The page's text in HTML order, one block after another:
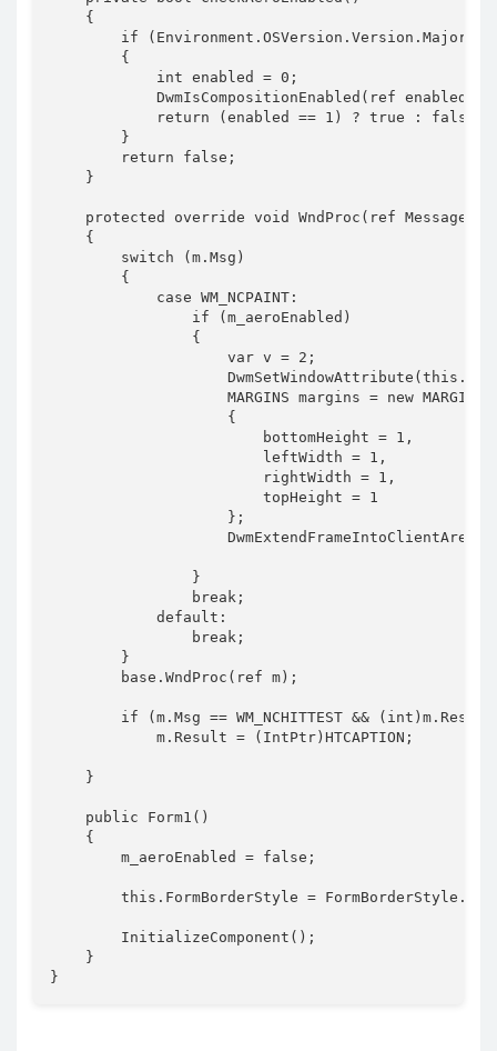
    {
if (Environment.OSVersion.Version.Major >=
        {
            int enabled = 0;
            DwmIsCompositionEnabled(ref enabled);
            return (enabled == 1) ? true : false;
        }
        return false;
    }
    protected override void WndProc(ref Message m)
    {
        switch (m.Msg)
        {
case WM_NCPAINT:
                if (m_aeroEnabled)
                {
                    var v = 2;
MARGINS margins = new
                    {
                        bottomHeight = 1,
                        leftWidth = 1,
                        rightWidth = 1,
                        topHeight = 1
                    };
                }
                break;
            default:
                break;
        }
        base.WndProc(ref m);
if (m.Msg == WM_NCHITTEST &&
            m.Result = (IntPtr)HTCAPTION;
    }
    public Form1()
    {
        m_aeroEnabled = false;
this.FormBorderStyle =
        InitializeComponent();
    }